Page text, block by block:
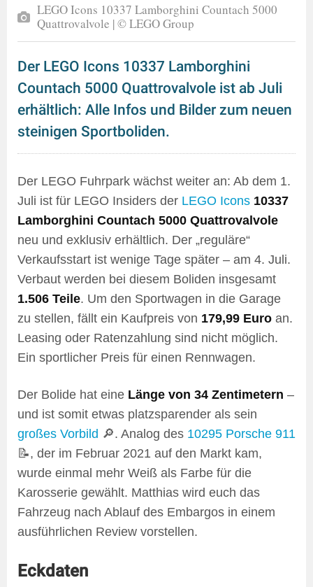
LEGO Icons 10337 Lamborghini Countach 5000
Quattrovalvole | © LEGO Group
Der LEGO Icons 10337 Lamborghini
Countach 5000 Quattrovalvole ist ab Juli
erhältlich: Alle Infos und Bilder zum neuen
steinigen Sportboliden.
Der LEGO Fuhrpark wächst weiter an: Ab dem 1.
Juli ist für LEGO Insiders der LEGO Icons 10337
Lamborghini Countach 5000 Quattrovalvole
neu und exklusiv erhältlich. Der „reguläre“
Verkaufsstart ist wenige Tage später – am 4. Juli.
Verbaut werden bei diesem Boliden insgesamt
1.506 Teile. Um den Sportwagen in die Garage
zu stellen, fällt ein Kaufpreis von 179,99 Euro an.
Leasing oder Ratenzahlung sind nicht möglich.
Ein sportlicher Preis für einen Rennwagen.
Der Bolide hat eine Länge von 34 Zentimetern –
und ist somit etwas platzsparender als sein
großes Vorbild 🔎. Analog des 10295 Porsche 911
📝, der im Februar 2021 auf den Markt kam,
wurde einmal mehr Weiß als Farbe für die
Karosserie gewählt. Matthias wird euch das
Fahrzeug nach Ablauf des Embargos in einem
ausführlichen Review vorstellen.
Eckdaten